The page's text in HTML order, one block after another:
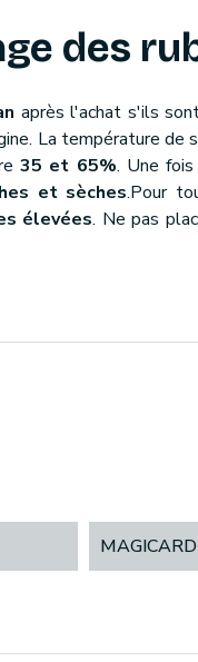
des
après l'achat s'ils
La température de
35 et 65%. Une
et sèches.Pour
élevées. Ne pas
MAGICARD